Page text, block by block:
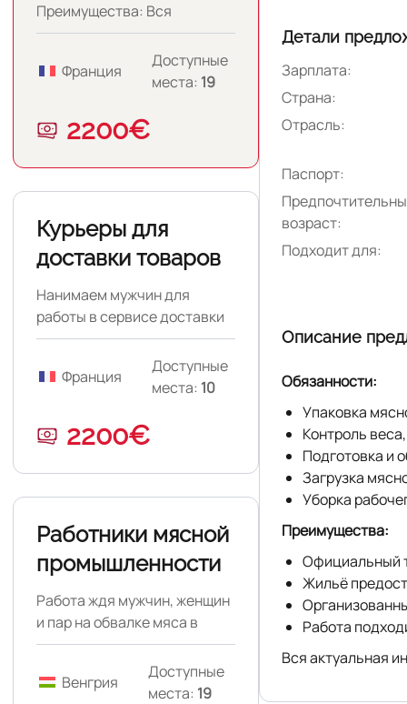
Преимущества: Вся
актуальная информация о
вакансиях в нашем
официальном Telegram-
Франция
Доступные
места: 19
2200€
Курьеры для
доставки товаров
Нанимаем мужчин для
работы в сервисе доставки
товаров во Франции.
Франция
Доступные
места: 10
2200€
Работники мясной
промышленности
Работа ждя мужчин, женщин
и пар на обвалке мяса в
Венгрии.
Венгрия
Доступные
места: 19
Детали
Зарплата:
Страна:
Отрасль:
Паспорт:
возраст:
Подходит для:
Описание
Обязанности:
Упаковка
Контроль
Подготовка и
Загрузка
Уборка
Преимущества:
Официальный
Жильё
Работа
Вся актуальная